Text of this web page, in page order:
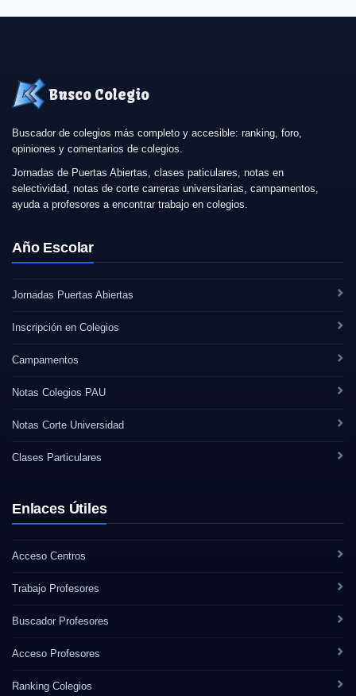
Busco Colegio
Buscador de colegios más completo y accesible: ranking, foro,
opiniones y comentarios de colegios.
Jornadas de Puertas Abiertas, clases paticulares, notas en
selectividad, notas de corte carreras universitarias, campamentos,
ayuda a profesores a encontrar trabajo en colegios.
Año Escolar
Jornadas Puertas Abiertas
Inscripción en Colegios
Campamentos
Notas Colegios PAU
Notas Corte Universidad
Clases Particulares
Enlaces Útiles
Acceso Centros
Trabajo Profesores
Buscador Profesores
Acceso Profesores
Ranking Colegios